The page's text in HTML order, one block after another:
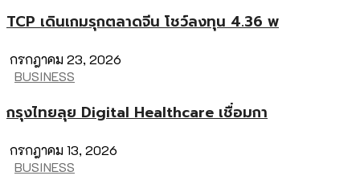
TCP เดินเกมรุกตลาดจีน โชว์ลงทุน 4.36 พ
กรกฎาคม 23, 2026
BUSINESS
กรุงไทยลุย Digital Healthcare เชื่อมกา
กรกฎาคม 13, 2026
BUSINESS